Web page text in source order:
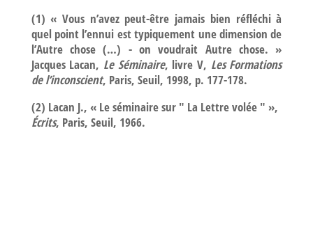
(1) « Vous n’avez peut-être jamais bien réfléchi à
quel point l’ennui est typiquement une dimension de
l’Autre chose (…) - on voudrait Autre chose. »
Jacques Lacan, Le Séminaire, livre V, Les Formations
de l’inconscient, Paris, Seuil, 1998, p. 177-178.
(2) Lacan J., « Le séminaire sur " La Lettre volée " »,
Écrits, Paris, Seuil, 1966.